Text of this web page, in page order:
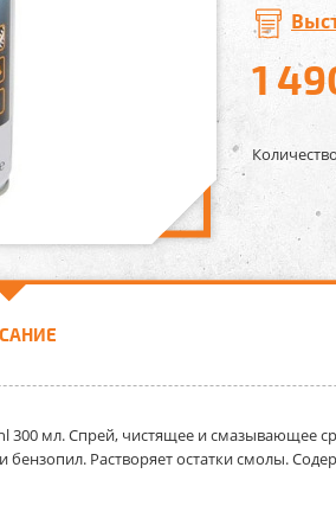
1
300 мл.Спрей, чистящее и смазывающее
Растворяет остатки смолы.